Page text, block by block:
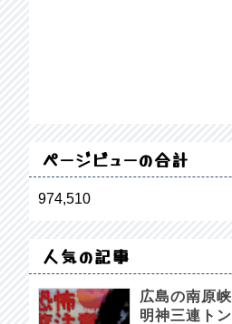
ページビューの合計
974,510
人気の記事
広島の南原
明神三連ト